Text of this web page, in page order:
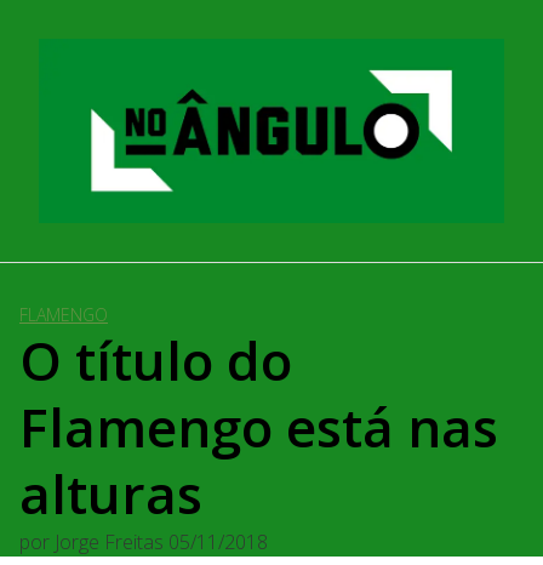
FLAMENGO
O título do
Flamengo está nas
alturas
por Jorge Freitas 05/11/2018